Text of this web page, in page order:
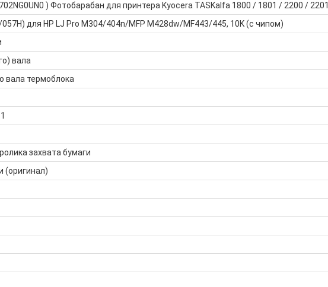
) Фотобарабан для принтера Kyocera TASKalfa 1800 / 1801 / 2200 / 2201
для HP LJ Pro M304/404n/MFP M428dw/MF443/445, 10K (с чипом)
вала
вала термоблока
захвата бумаги
(оригинал)